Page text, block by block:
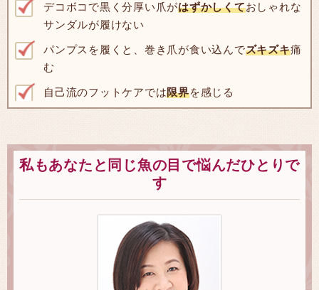
デコボコで黒く分厚い爪がはずかしくておしゃれな
サンダルが履けない
パンプスを履くと、巻き爪が食い込んでズキズキ痛
む
自己流のフットケアでは限界を感じる
私もあなたと同じ魚の目で悩んだひとりで
す